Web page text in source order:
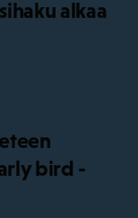
alkaa
bird -